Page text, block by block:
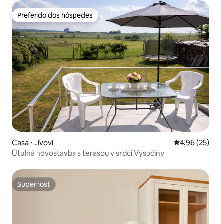
Preferido dos hóspedes
Preferido dos hóspedes
Casa ⋅ Jívoví 4,96 de uma
4,96 (25)
Útulná novostavba s terasou v srdci Vysočiny
Superhost
Superhost